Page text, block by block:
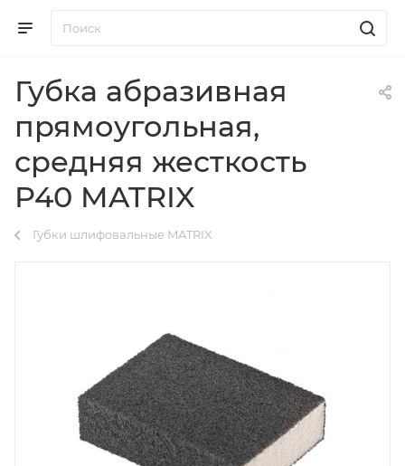
Губка абразивная
прямоугольная,
средняя жесткость
P40 MATRIX
Губки шлифовальные MATRIX